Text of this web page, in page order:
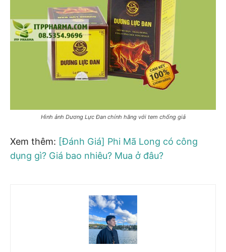
Hình ảnh Dương Lực Đan chính hãng với tem chống giả
Xem thêm: [Đánh Giá] Phi Mã Long có công
dụng gì? Giá bao nhiêu? Mua ở đâu?